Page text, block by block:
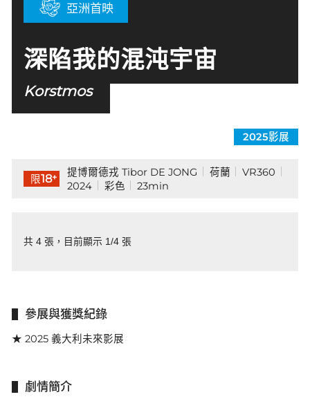
亞洲首映
深陷我的混沌宇宙
Korstmos
2025影展
限18+ 提博爾德戎 Tibor DE JONG 荷蘭
VR360
2024
彩色 23min
共 4 張，目前顯示 1/4 張
參展與獲獎紀錄
★ 2025 義大利未來影展
劇情簡介